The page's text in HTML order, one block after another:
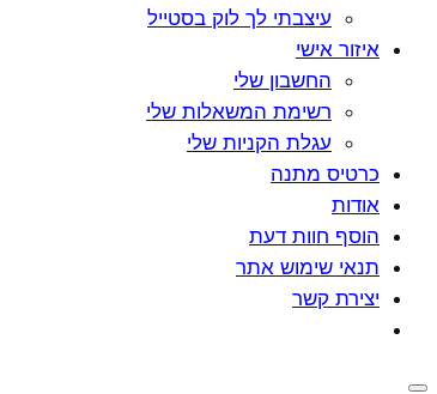
עיצבתי לך לוק בסטייל
איזור אישי
החשבון שלי
רשימת המשאלות שלי
עגלת הקניות שלי
כרטיס מתנה
אודות
הוסף חוות דעת
תנאי שימוש אתר
יצירת קשר